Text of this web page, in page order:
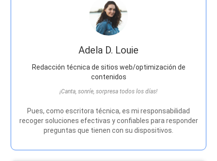
Adela D. Louie
Redacción técnica de sitios web/optimización de
contenidos
¡Canta, sonríe, sorpresa todos los días!
Pues, como escritora técnica, es mi responsabilidad
recoger soluciones efectivas y confiables para responder
preguntas que tienen con su dispositivos.